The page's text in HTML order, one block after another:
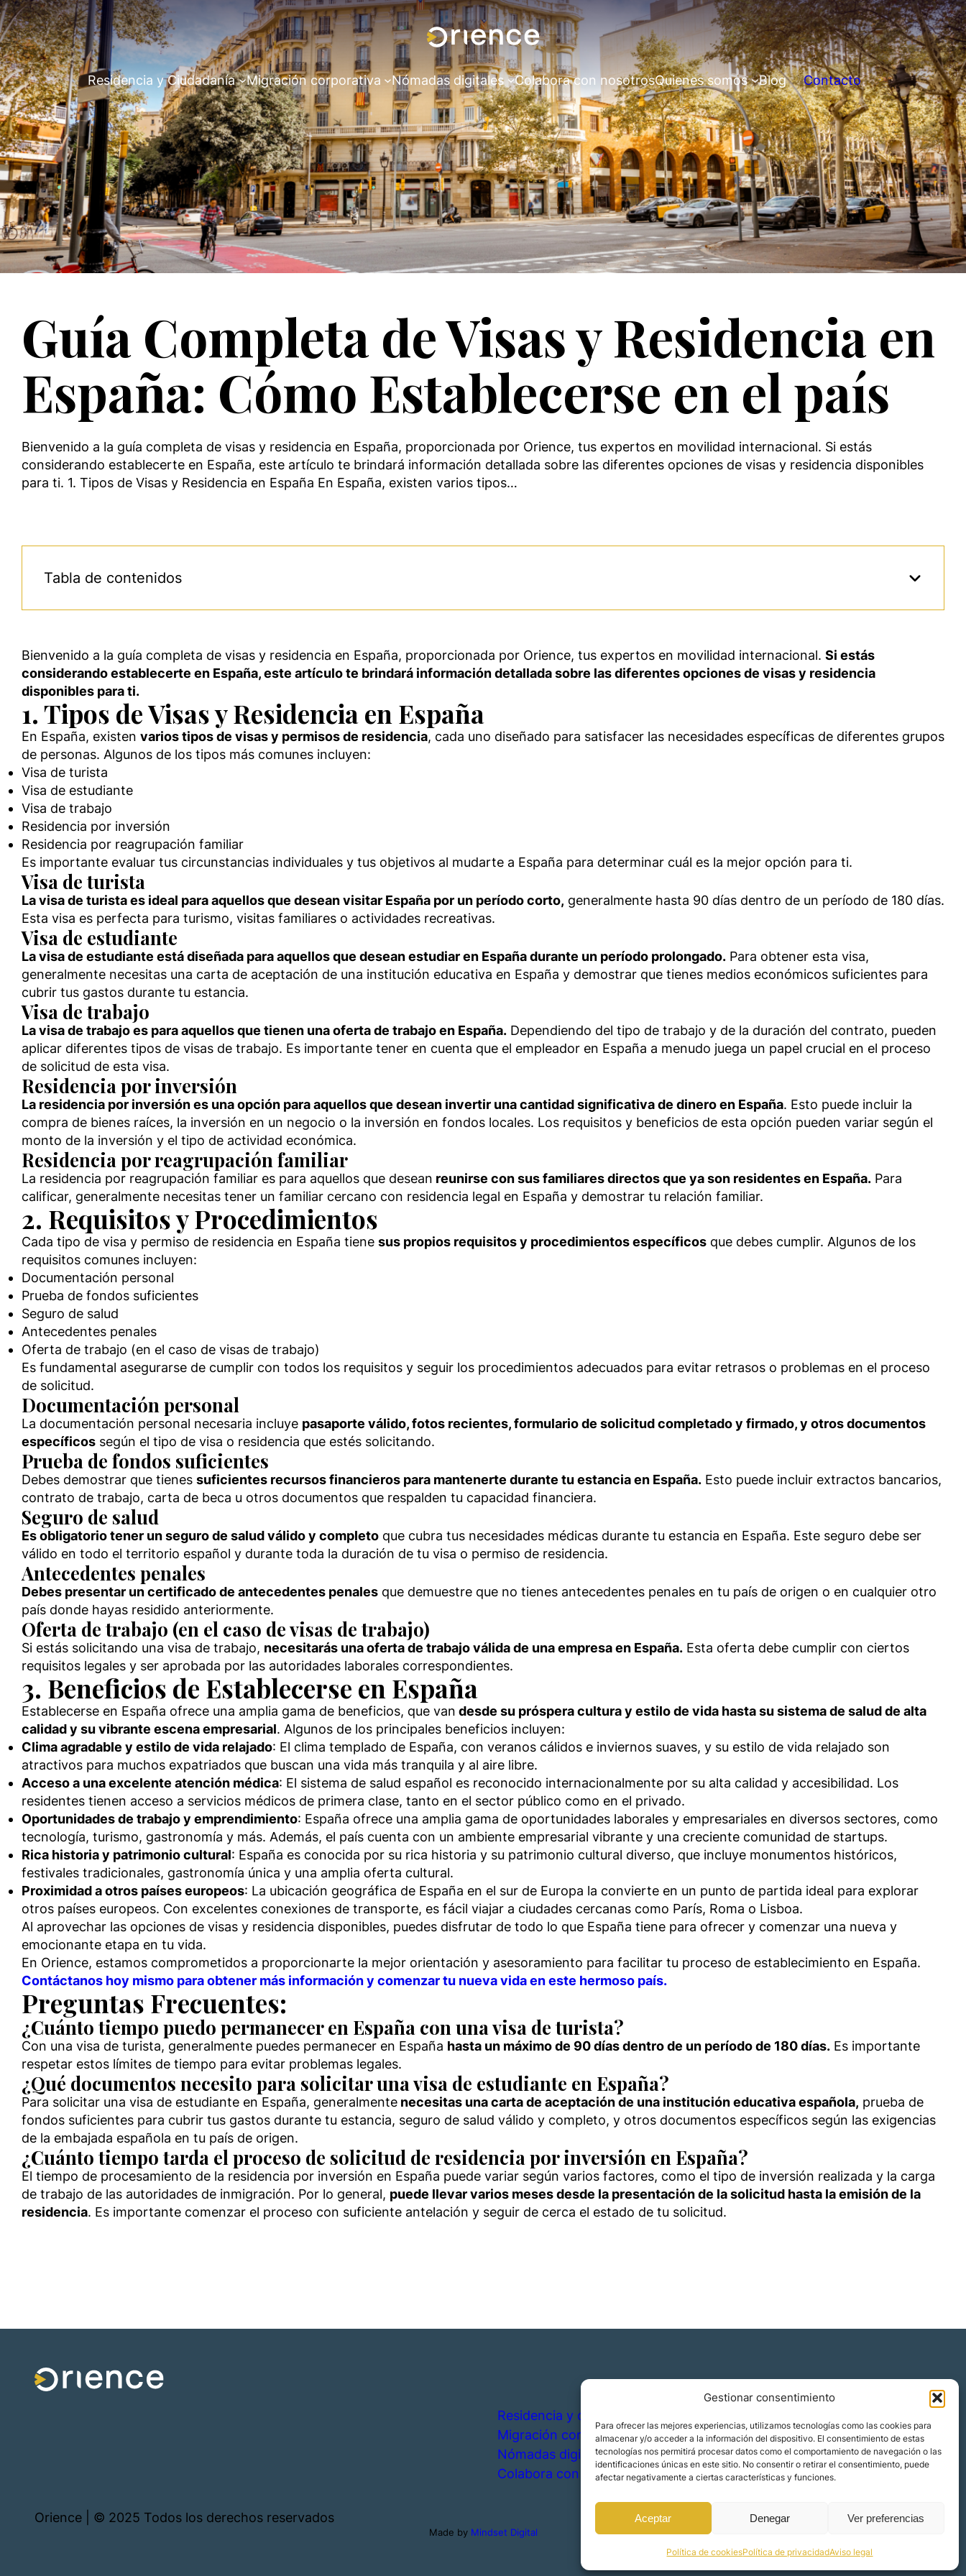
Gestionar consentimiento
Para ofrecer las mejores experiencias, utilizamos tecnologías como las cookies para
almacenar y/o acceder a la información del dispositivo. El consentimiento de estas
tecnologías nos permitirá procesar datos como el comportamiento de navegación o las
identificaciones únicas en este sitio. No consentir o retirar el consentimiento, puede
afectar negativamente a ciertas características y funciones.
Aceptar Denegar Ver preferencias
Política de cookiesPolítica de privacidadAviso legal
Residencia y Ciudadanía Migración corporativa Nómadas digitales Colabora con nosotrosQuienes somos Blog Contacto
Guía Completa de Visas y Residencia en
España: Cómo Establecerse en el país
Bienvenido a la guía completa de visas y residencia en España, proporcionada por Orience, tus expertos en movilidad internacional. Si estás
considerando establecerte en España, este artículo te brindará información detallada sobre las diferentes opciones de visas y residencia disponibles
para ti. 1. Tipos de Visas y Residencia en España En España, existen varios tipos…
Tabla de contenidos
Bienvenido a la guía completa de visas y residencia en España, proporcionada por Orience, tus expertos en movilidad internacional. Si estás
considerando establecerte en España, este artículo te brindará información detallada sobre las diferentes opciones de visas y residencia
disponibles para ti.
1. Tipos de Visas y Residencia en España
En España, existen varios tipos de visas y permisos de residencia, cada uno diseñado para satisfacer las necesidades específicas de diferentes grupos
de personas. Algunos de los tipos más comunes incluyen:
Visa de turista
Visa de estudiante
Visa de trabajo
Residencia por inversión
Residencia por reagrupación familiar
Es importante evaluar tus circunstancias individuales y tus objetivos al mudarte a España para determinar cuál es la mejor opción para ti.
Visa de turista
La visa de turista es ideal para aquellos que desean visitar España por un período corto, generalmente hasta 90 días dentro de un período de 180 días.
Esta visa es perfecta para turismo, visitas familiares o actividades recreativas.
Visa de estudiante
La visa de estudiante está diseñada para aquellos que desean estudiar en España durante un período prolongado. Para obtener esta visa,
generalmente necesitas una carta de aceptación de una institución educativa en España y demostrar que tienes medios económicos suficientes para
cubrir tus gastos durante tu estancia.
Visa de trabajo
La visa de trabajo es para aquellos que tienen una oferta de trabajo en España. Dependiendo del tipo de trabajo y de la duración del contrato, pueden
aplicar diferentes tipos de visas de trabajo. Es importante tener en cuenta que el empleador en España a menudo juega un papel crucial en el proceso
de solicitud de esta visa.
Residencia por inversión
La residencia por inversión es una opción para aquellos que desean invertir una cantidad significativa de dinero en España. Esto puede incluir la
compra de bienes raíces, la inversión en un negocio o la inversión en fondos locales. Los requisitos y beneficios de esta opción pueden variar según el
monto de la inversión y el tipo de actividad económica.
Residencia por reagrupación familiar
La residencia por reagrupación familiar es para aquellos que desean reunirse con sus familiares directos que ya son residentes en España. Para
calificar, generalmente necesitas tener un familiar cercano con residencia legal en España y demostrar tu relación familiar.
2. Requisitos y Procedimientos
Cada tipo de visa y permiso de residencia en España tiene sus propios requisitos y procedimientos específicos que debes cumplir. Algunos de los
requisitos comunes incluyen:
Documentación personal
Prueba de fondos suficientes
Seguro de salud
Antecedentes penales
Oferta de trabajo (en el caso de visas de trabajo)
Es fundamental asegurarse de cumplir con todos los requisitos y seguir los procedimientos adecuados para evitar retrasos o problemas en el proceso
de solicitud.
Documentación personal
La documentación personal necesaria incluye pasaporte válido, fotos recientes, formulario de solicitud completado y firmado, y otros documentos
específicos según el tipo de visa o residencia que estés solicitando.
Prueba de fondos suficientes
Debes demostrar que tienes suficientes recursos financieros para mantenerte durante tu estancia en España. Esto puede incluir extractos bancarios,
contrato de trabajo, carta de beca u otros documentos que respalden tu capacidad financiera.
Seguro de salud
Es obligatorio tener un seguro de salud válido y completo que cubra tus necesidades médicas durante tu estancia en España. Este seguro debe ser
válido en todo el territorio español y durante toda la duración de tu visa o permiso de residencia.
Antecedentes penales
Debes presentar un certificado de antecedentes penales que demuestre que no tienes antecedentes penales en tu país de origen o en cualquier otro
país donde hayas residido anteriormente.
Oferta de trabajo (en el caso de visas de trabajo)
Si estás solicitando una visa de trabajo, necesitarás una oferta de trabajo válida de una empresa en España. Esta oferta debe cumplir con ciertos
requisitos legales y ser aprobada por las autoridades laborales correspondientes.
3. Beneficios de Establecerse en España
Establecerse en España ofrece una amplia gama de beneficios, que van desde su próspera cultura y estilo de vida hasta su sistema de salud de alta
calidad y su vibrante escena empresarial. Algunos de los principales beneficios incluyen:
Clima agradable y estilo de vida relajado: El clima templado de España, con veranos cálidos e inviernos suaves, y su estilo de vida relajado son
atractivos para muchos expatriados que buscan una vida más tranquila y al aire libre.
Acceso a una excelente atención médica: El sistema de salud español es reconocido internacionalmente por su alta calidad y accesibilidad. Los
residentes tienen acceso a servicios médicos de primera clase, tanto en el sector público como en el privado.
Oportunidades de trabajo y emprendimiento: España ofrece una amplia gama de oportunidades laborales y empresariales en diversos sectores, como
tecnología, turismo, gastronomía y más. Además, el país cuenta con un ambiente empresarial vibrante y una creciente comunidad de startups.
Rica historia y patrimonio cultural: España es conocida por su rica historia y su patrimonio cultural diverso, que incluye monumentos históricos,
festivales tradicionales, gastronomía única y una amplia oferta cultural.
Proximidad a otros países europeos: La ubicación geográfica de España en el sur de Europa la convierte en un punto de partida ideal para explorar
otros países europeos. Con excelentes conexiones de transporte, es fácil viajar a ciudades cercanas como París, Roma o Lisboa.
Al aprovechar las opciones de visas y residencia disponibles, puedes disfrutar de todo lo que España tiene para ofrecer y comenzar una nueva y
emocionante etapa en tu vida.
En Orience, estamos comprometidos a proporcionarte la mejor orientación y asesoramiento para facilitar tu proceso de establecimiento en España.
Contáctanos hoy mismo para obtener más información y comenzar tu nueva vida en este hermoso país.
Preguntas Frecuentes:
¿Cuánto tiempo puedo permanecer en España con una visa de turista?
Con una visa de turista, generalmente puedes permanecer en España hasta un máximo de 90 días dentro de un período de 180 días. Es importante
respetar estos límites de tiempo para evitar problemas legales.
¿Qué documentos necesito para solicitar una visa de estudiante en España?
Para solicitar una visa de estudiante en España, generalmente necesitas una carta de aceptación de una institución educativa española, prueba de
fondos suficientes para cubrir tus gastos durante tu estancia, seguro de salud válido y completo, y otros documentos específicos según las exigencias
de la embajada española en tu país de origen.
¿Cuánto tiempo tarda el proceso de solicitud de residencia por inversión en España?
El tiempo de procesamiento de la residencia por inversión en España puede variar según varios factores, como el tipo de inversión realizada y la carga
de trabajo de las autoridades de inmigración. Por lo general, puede llevar varios meses desde la presentación de la solicitud hasta la emisión de la
residencia. Es importante comenzar el proceso con suficiente antelación y seguir de cerca el estado de tu solicitud.
Residencia y ciudadanía
Migración corporativa
Nómadas digitales
Colabora con nosotros
Blog
Contacto
Localizaciones
Orience | © 2025 Todos los derechos reservados
Made by Mindset Digital